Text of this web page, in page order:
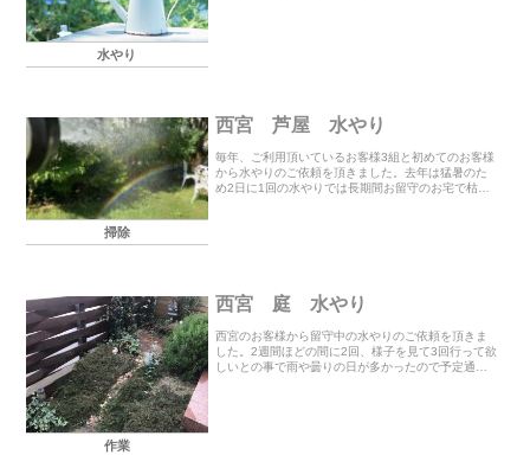
水やり
掃除
西宮 芦屋 水やり
毎年、ご利用頂いているお客様3組と初めてのお客様
から水やりのご依頼を頂きました。去年は猛暑のた
め2日に1回の水やりでは長期間お留守のお宅で枯れ
作業
西宮 庭 水やり
西宮のお客様から留守中の水やりのご依頼を頂きま
した。2週間ほどの間に2回、様子を見て3回行って欲
しいとの事で雨や曇りの日が多かったので予定通り2